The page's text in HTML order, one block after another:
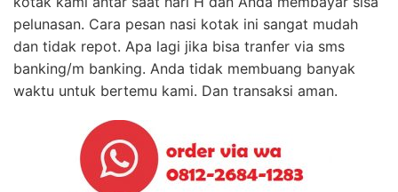
pelunasan. Cara pesan nasi kotak ini sangat mudah
dan tidak repot. Apa lagi jika bisa tranfer via sms
banking/m banking. Anda tidak membuang banyak
waktu untuk bertemu kami. Dan transaksi aman.